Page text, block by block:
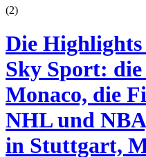
(2)
Die Highlights
Sky Sport:
Monaco, die
NHL und
in Stuttgart,